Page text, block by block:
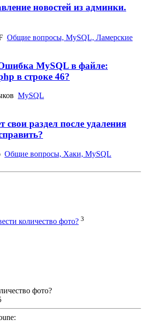
новостей из админки.
Общие вопросы, MySQL, Ламерские
MySQL в файле:
в строке 46?
MySQL
свои раздел после удаления
Общие вопросы, Хаки, MySQL
количество фото? 3
фото?